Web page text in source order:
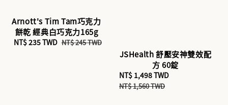
Arnott's Tim Tam巧克力
餅乾 經典白巧克力165g
Sale
NT$ 235 TWD Regular
NT$ 245 TWD
JSHealth 舒壓安神雙效配
方 60錠
Sale
price
NT$ 1,498 TWD
NT$ 1,560 TWD